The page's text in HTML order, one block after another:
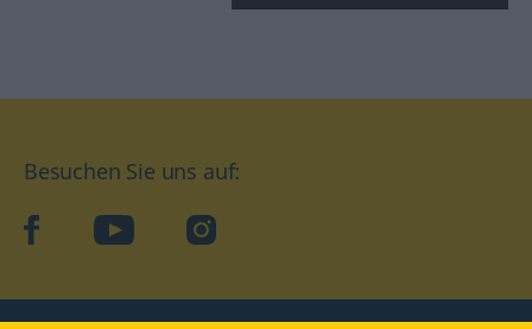
Besuchen Sie uns auf:
facebookYouTube Instagram